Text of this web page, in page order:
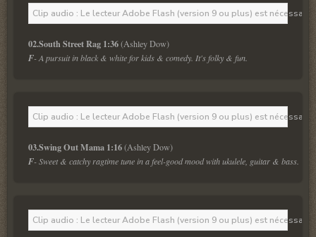
Clip audio : Le lecteur Adobe Flash (version 9 ou plus) est
02.South Street Rag 1:36 (Ashley Dow)
F- A pursuit in black & white for kids & comedy. It's folky & fun.
Clip audio : Le lecteur Adobe Flash (version 9 ou plus) est
03.Swing Out Mama 1:16 (Ashley Dow)
F- Sweet & catchy ragtime tune in a feel-good mood with ukulele, guitar & bass.
Clip audio : Le lecteur Adobe Flash (version 9 ou plus) est